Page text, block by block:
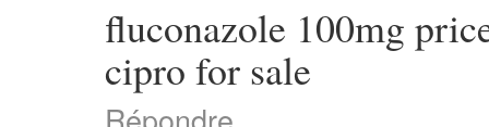
fluconazole 100mg
cipro for sale